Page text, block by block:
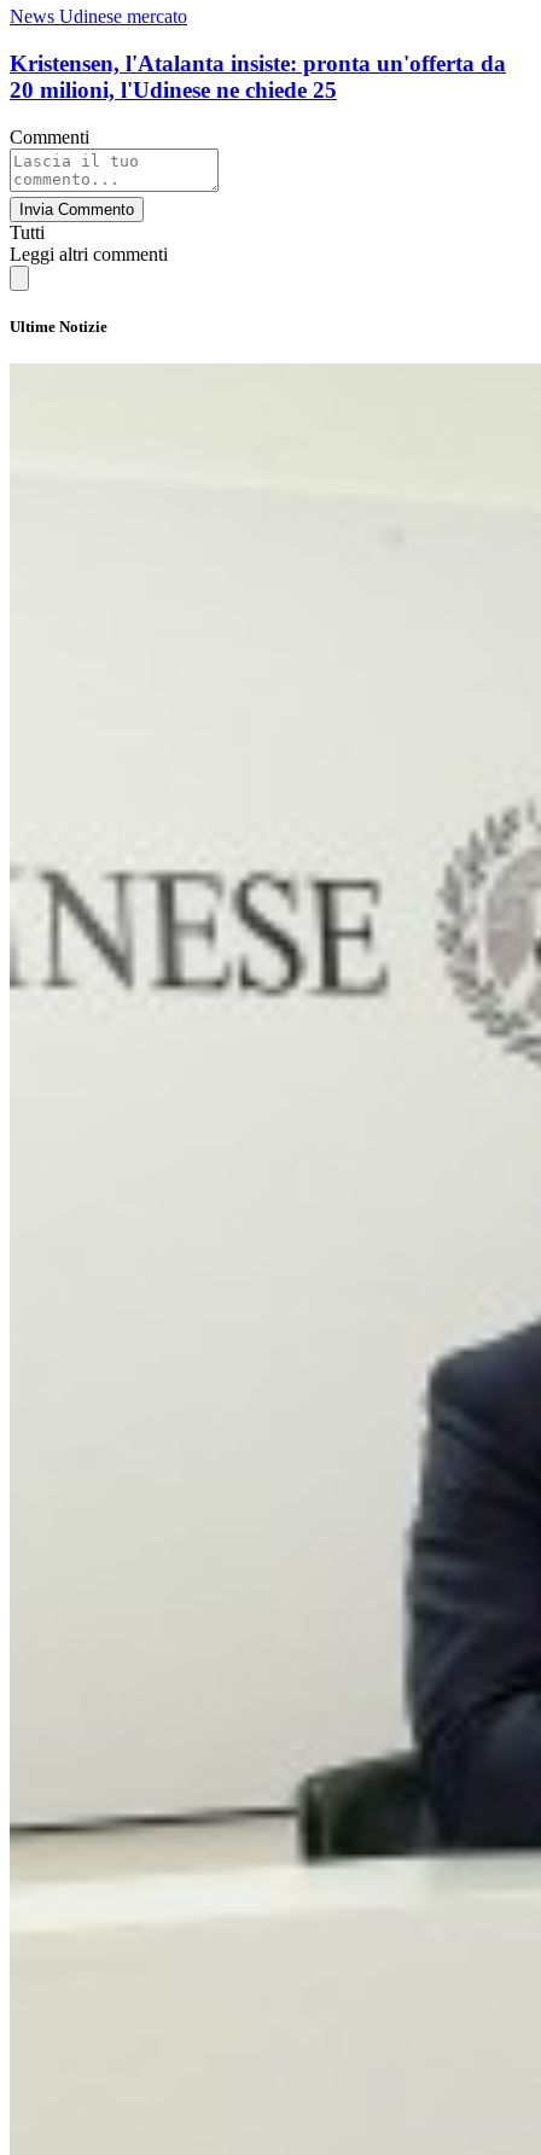
News Udinese mercato
Kristensen, l'Atalanta insiste: pronta un'offerta da
20 milioni, l'Udinese ne chiede 25
Commenti
Invia Commento
Tutti
Leggi altri commenti
Ultime Notizie